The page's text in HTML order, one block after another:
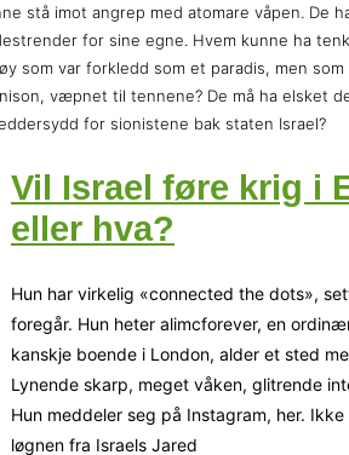
stå imot angrep med atomare våpen. De
for sine egne. Hvem kunne ha
som var forkledd som et paradis, men
væpnet til tennene? De må ha elsket
for sionistene bak staten Israel?
Vil Israel føre krig i
eller hva?
Hun har virkelig «connected the dots»,
foregår. Hun heter alimcforever, en
kanskje boende i London, alder et sted
Lynende skarp, meget våken, glitrende
Hun meddeler seg på Instagram, her.
løgnen fra Israels Jared